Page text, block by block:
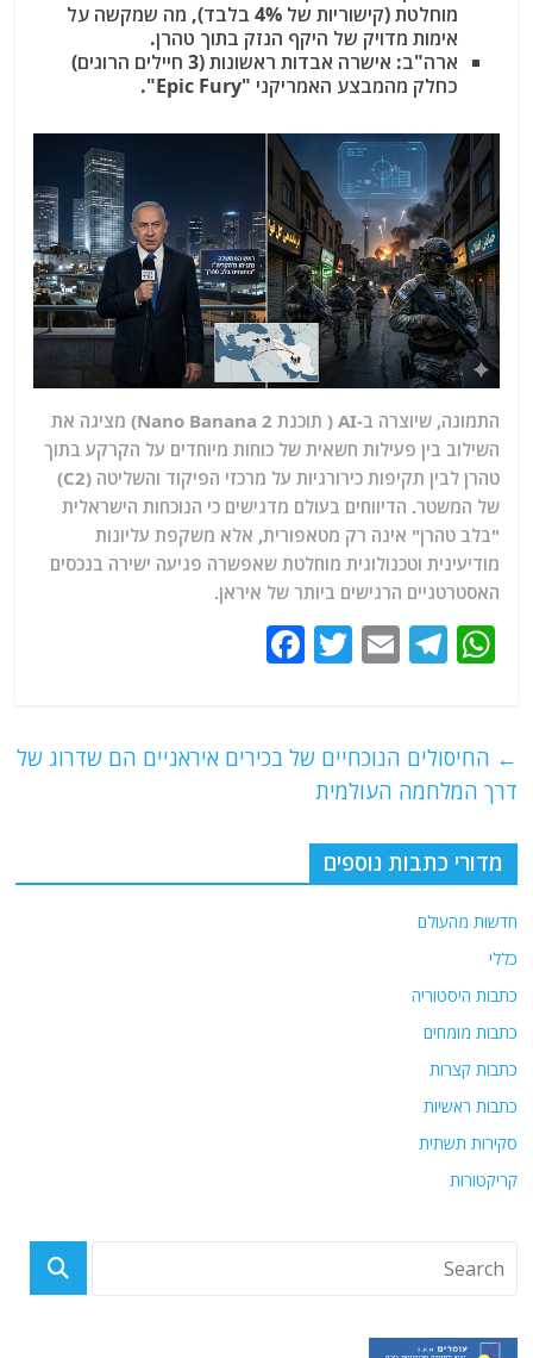
מוחלטת (קישוריות של 4% בלבד), מה שמקשה על
אימות מדויק של היקף הנזק בתוך טהרן.
ארה"ב:
אישרה אבדות ראשונות (3 חיילים הרוגים)
כחלק מהמבצע האמריקני "Epic Fury".
התמונה, שיוצרה ב-AI ( תוכנת Nano Banana 2) מציגה את
השילוב בין פעילות חשאית של כוחות מיוחדים על הקרקע בתוך
טהרן לבין תקיפות כירורגיות על מרכזי הפיקוד והשליטה (C2)
של המשטר. הדיווחים בעולם מדגישים כי הנוכחות הישראלית
"בלב טהרן" אינה רק מטאפורית, אלא משקפת עליונות
מודיעינית וטכנולוגית מוחלטת שאפשרה פגיעה ישירה בנכסים
האסטרטגיים הרגישים ביותר של איראן.
W
s
A
p
p
T
g
ra
m
E
l
T
er
e
o
← החיסולים הנוכחיים של בכירים איראניים הם שדרוג של
דרך המלחמה העולמית
מדורי כתבות נוספים
חדשות מהעולם
כללי
כתבות היסטוריה
כתבות מומחים
כתבות קצרות
כתבות ראשיות
סקירות תשתית
קריקטורות